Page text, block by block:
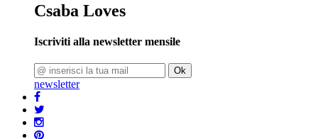
Csaba Loves
Iscriviti alla newsletter mensile
Ok
newsletter